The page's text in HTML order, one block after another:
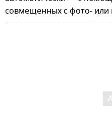
совмещенных с фото- или